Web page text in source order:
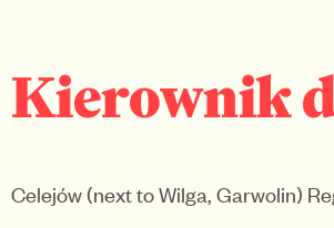
Kierownik
Celejów (next to Wilga, Garwolin)